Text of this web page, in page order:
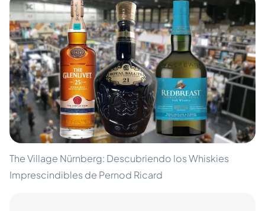
The Village Nürnberg: Descubriendo los Whiskies
Imprescindibles de Pernod Ricard